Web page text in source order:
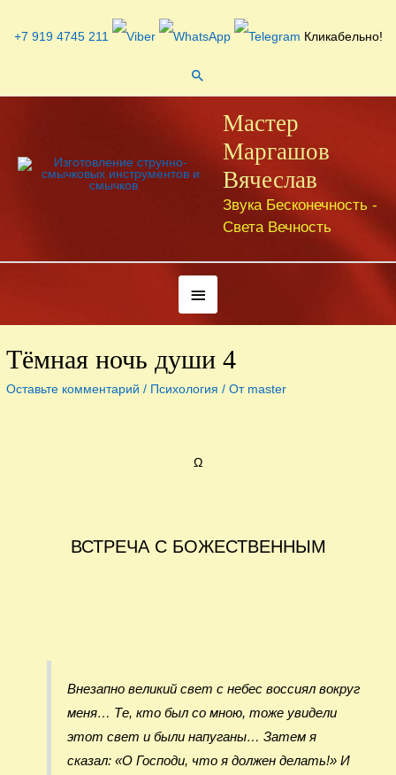
+7 919 4745 211 Кликабельно!
Поиск
Мастер
Маргашов
Вячеслав
Звука Бесконечность -
Света Вечность
Под
хедером
Тёмная ночь души 4
Оставьте комментарий / Психология / От master
Ω
ВСТРЕЧА С БОЖЕСТВЕННЫМ
Внезапно великий свет с небес воссиял вокруг
меня… Те, кто был со мною, тоже увидели
этот свет и были напуганы… Затем я
сказал: «О Господи, что я должен делать!» И